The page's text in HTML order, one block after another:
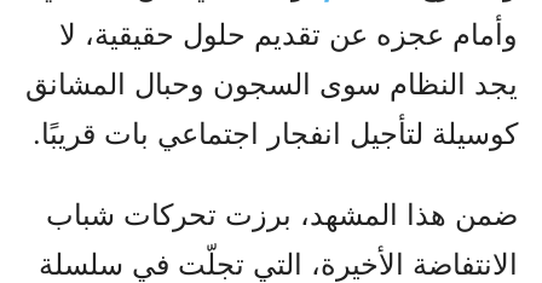
وأمام عجزه عن تقديم حلول حقيقية، لا
يجد النظام سوى السجون وحبال المشانق
كوسيلة لتأجيل انفجار اجتماعي بات قريبًا.
ضمن هذا المشهد، برزت تحركات شباب
الانتفاضة الأخيرة، التي تجلّت في سلسلة